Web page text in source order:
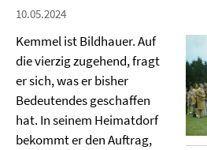
10.05.2024
Kemmel ist Bildhauer. Auf
die vierzig zugehend, fragt
er sich, was er bisher
Bedeutendes geschaffen
hat. In seinem Heimatdorf
bekommt er den Auftrag,